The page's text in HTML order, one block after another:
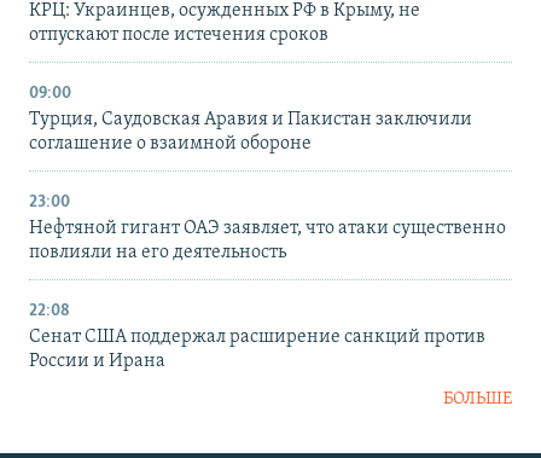
КРЦ: Украинцев, осужденных РФ в Крыму, не
отпускают после истечения сроков
09:00
Турция, Саудовская Аравия и Пакистан заключили
соглашение о взаимной обороне
23:00
Нефтяной гигант ОАЭ заявляет, что атаки существенно
повлияли на его деятельность
22:08
Сенат США поддержал расширение санкций против
России и Ирана
БОЛЬШЕ